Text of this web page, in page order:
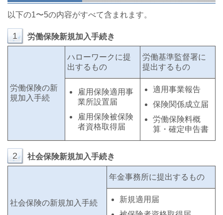
以下の1〜5の内容がすべて含まれます。
1 労働保険新規加入手続き
労働保険の新
規加入手続
ハローワークに提
出するもの
労働基準監督署に
提出するもの
雇用保険適用事
業所設置届
雇用保険被保険
者資格取得届
適用事業報告
保険関係成立届
労働保険料概
算・確定申告書
2 社会保険新規加入手続き
社会保険の新規加入手続
年金事務所に提出するもの
新規適用届